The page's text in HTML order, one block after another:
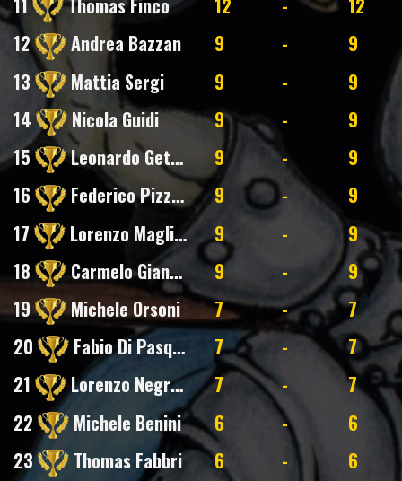
11
Thomas Finco 12 -
12
12
Andrea Bazzan 9 -
9
13
Mattia Sergi 9 -
9
14
Nicola Guidi 9 -
9
15
Leonardo Getuli 9 -
9
16
Federico Pizzarulli 9 -
9
17
Lorenzo Magliari 9 -
9
18
Carmelo Gianchino 9 -
9
19
Michele Orsoni 7 -
7
20
Fabio Di Pasquale 7 -
7
21
Lorenzo Negretti 7 -
7
22
Michele Benini 6 -
6
23
Thomas Fabbri 6 -
6